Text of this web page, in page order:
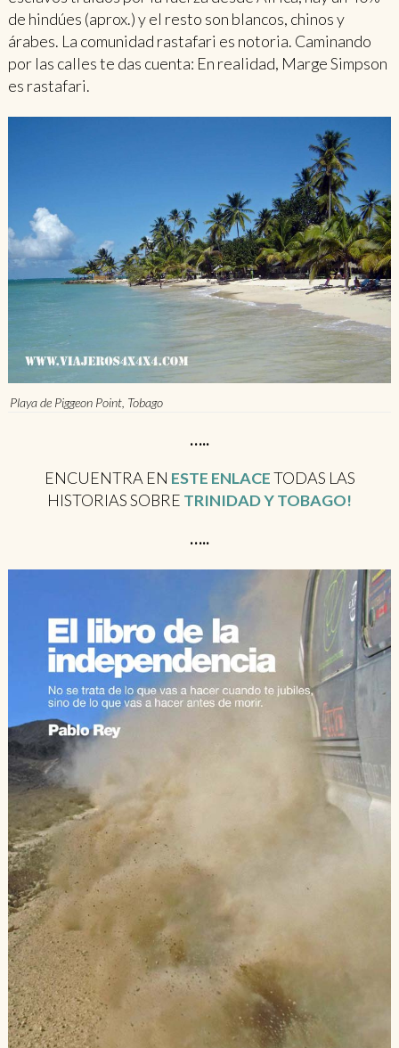
de hindúes (aprox.) y el resto son blancos, chinos y
árabes. La comunidad rastafari es notoria. Caminando
por las calles te das cuenta: En realidad, Marge Simpson
es rastafari.
Playa de Piggeon Point, Tobago
…..
ENCUENTRA EN ESTE ENLACETODAS LAS
HISTORIAS SOBRE TRINIDAD Y TOBAGO!
…..